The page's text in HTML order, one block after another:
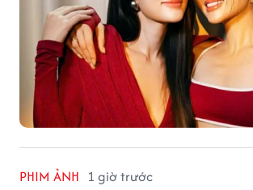
PHIM ẢNH 1 giờ trước